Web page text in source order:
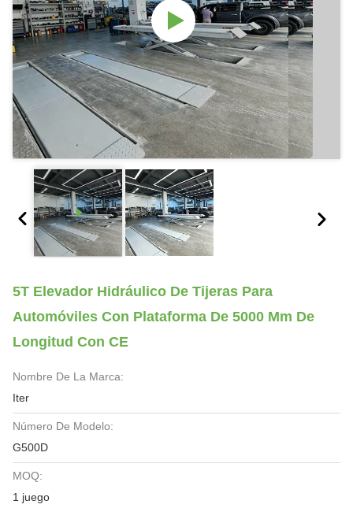
5T Elevador Hidráulico De Tijeras Para
Automóviles Con Plataforma De 5000 Mm De
Longitud Con CE
Nombre De La Marca:
Iter
Número De Modelo:
G500D
MOQ:
1 juego